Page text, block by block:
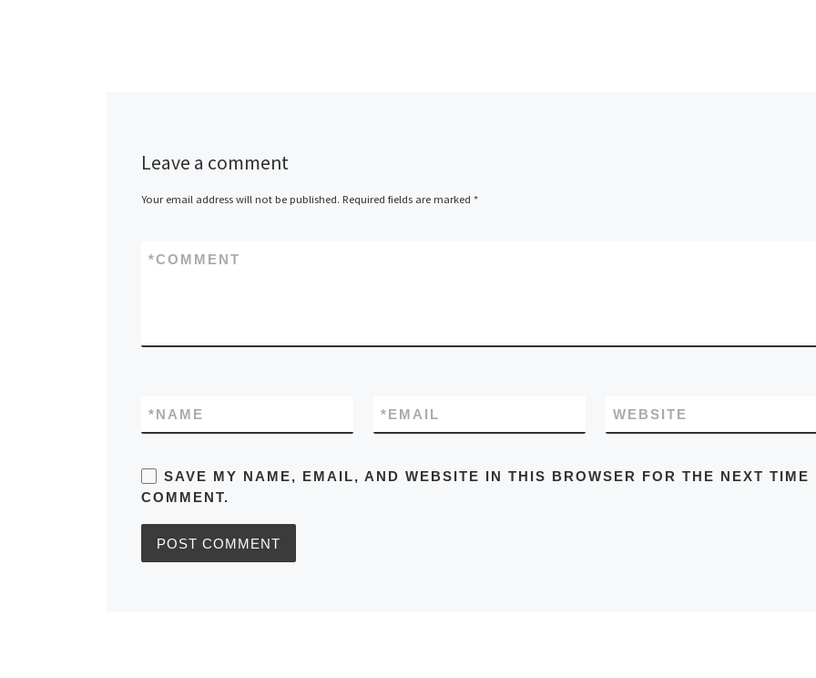
Leave a comment
Your email address will not be published. Required fields are marked *
COMMENT
*
NAME
* EMAIL
* WEBSITE
SAVE MY NAME, EMAIL, AND WEBSITE IN THIS BROWSER FOR THE NEXT TIME
COMMENT.